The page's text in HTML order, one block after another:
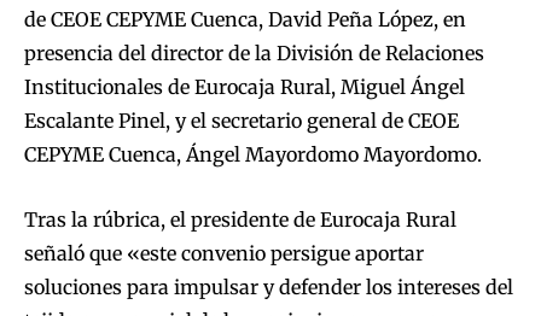
de CEOE CEPYME Cuenca, David Peña López, en
presencia del director de la División de Relaciones
Institucionales de Eurocaja Rural, Miguel Ángel
Escalante Pinel, y el secretario general de CEOE
CEPYME Cuenca, Ángel Mayordomo Mayordomo.
Tras la rúbrica, el presidente de Eurocaja Rural
señaló que «este convenio persigue aportar
soluciones para impulsar y defender los intereses del